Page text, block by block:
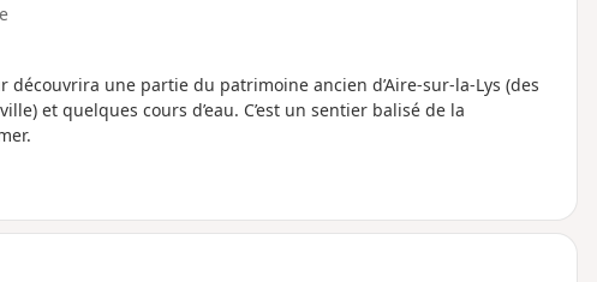
découvrira une partie du patrimoine ancien d’Aire-sur-la-Lys (des
et quelques cours d’eau. C’est un sentier balisé de la